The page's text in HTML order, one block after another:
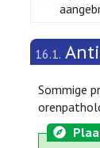
16.1.
Sommige